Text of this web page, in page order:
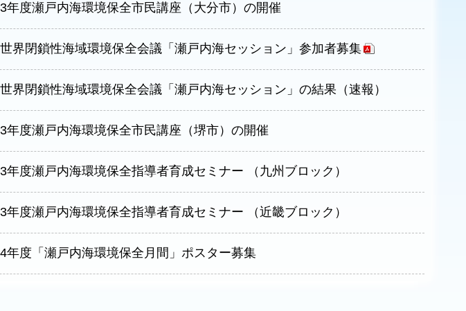
海ごみ情報サイト
年度瀬戸内海環境保全市民講座（大分市）の開催
界閉鎖性海域環境保全会議「瀬戸内海セッション」参加者募集
界閉鎖性海域環境保全会議「瀬戸内海セッション」の結果（速報）
年度瀬戸内海環境保全市民講座（堺市）の開催
年度瀬戸内海環境保全指導者育成セミナー （九州ブロック）
年度瀬戸内海環境保全指導者育成セミナー （近畿ブロック）
年度「瀬戸内海環境保全月間」ポスター募集